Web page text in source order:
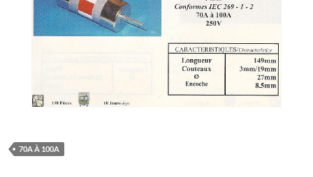
70A À 100A